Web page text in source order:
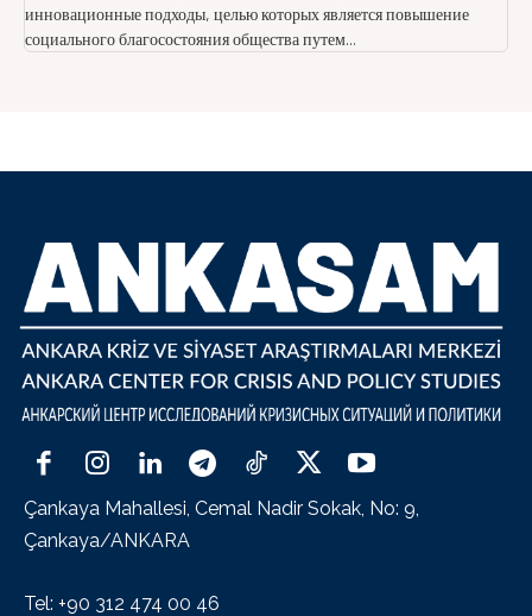
инновационные подходы, целью которых является повышение
социального благосостояния общества путем...
Çankaya Mahallesi, Cemal Nadir Sokak, No: 9,
Çankaya/ANKARA
Tel: +90 312 474 00 46